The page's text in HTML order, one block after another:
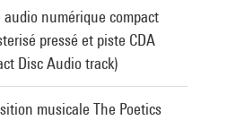
audio numérique compact
pressé et piste CDA
Disc Audio track)
musicale The Poetics